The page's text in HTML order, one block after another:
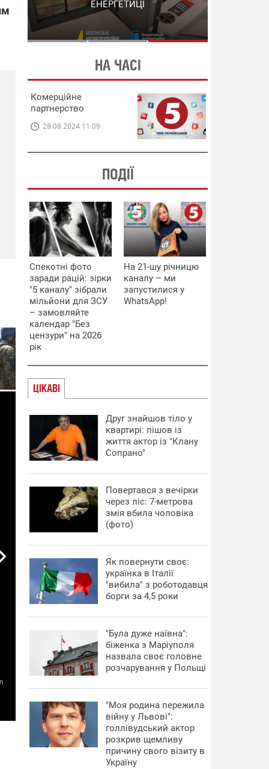
СХЕМИ В ЕНЕРГЕТИЦІ
ЕНЕРГЕТИЦІ
НА ЧАСІ
Комерційне
партнерство
28.08.2024 11:09
ПОДІЇ
Спекотні фото
заради рацій: зірки
"5 каналу" зібрали
мільйони для ЗСУ
– замовляйте
календар "Без
цензури" на 2026
рік
На 21-шу річницю
каналу – ми
запустилися у
WhatsApp!
ЦІКАВІ
Друг знайшов тіло у
квартирі: пішов із
життя актор із "Клану
Сопрано"
Повертався з вечірки
через ліс: 7-метрова
змія вбила чоловіка
(фото)
​Як повернути своє:
українка в Італії
"вибила" з роботодавця
борги за 4,5 роки
"Була дуже наївна":
біженка з Маріуполя
назвала своє головне
розчарування у Польщі
"Моя родина пережила
війну у Львові":
голлівудський актор
розкрив щемливу
причину свого візиту в
Україну